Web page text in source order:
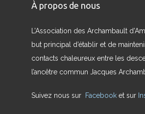
À propos de nous
L’Association des Archambault
but principal d’établir et de
contacts chaleureux entre les
l’ancêtre commun Jacques
Suivez nous sur Facebook et sur